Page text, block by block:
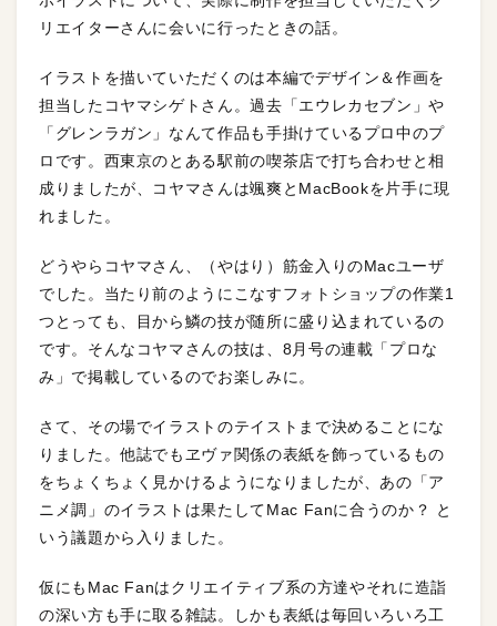
リエイターさんに会いに行ったときの話。
イラストを描いていただくのは本編でデザイン＆作画を
担当したコヤマシゲトさん。過去「エウレカセブン」や
「グレンラガン」なんて作品も手掛けているプロ中のプ
ロです。西東京のとある駅前の喫茶店で打ち合わせと相
成りましたが、コヤマさんは颯爽とMacBookを片手に現
れました。
どうやらコヤマさん、（やはり）筋金入りのMacユーザ
でした。当たり前のようにこなすフォトショップの作業1
つとっても、目から鱗の技が随所に盛り込まれているの
です。そんなコヤマさんの技は、8月号の連載「プロな
み」で掲載しているのでお楽しみに。
さて、その場でイラストのテイストまで決めることにな
りました。他誌でもヱヴァ関係の表紙を飾っているもの
をちょくちょく見かけるようになりましたが、あの「ア
ニメ調」のイラストは果たしてMac Fanに合うのか？ と
いう議題から入りました。
仮にもMac Fanはクリエイティブ系の方達やそれに造詣
の深い方も手に取る雑誌。しかも表紙は毎回いろいろ工